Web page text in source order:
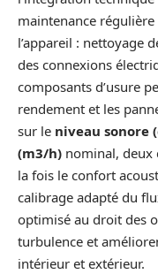
maintenance
l’appareil : nettoyage
des connexions
composants d’usure
rendement et les
sur le niveau sonore
(m3/h) nominal, deux
la fois le confort
calibrage adapté du
optimisé au droit des
turbulence et
intérieur et extérieur.